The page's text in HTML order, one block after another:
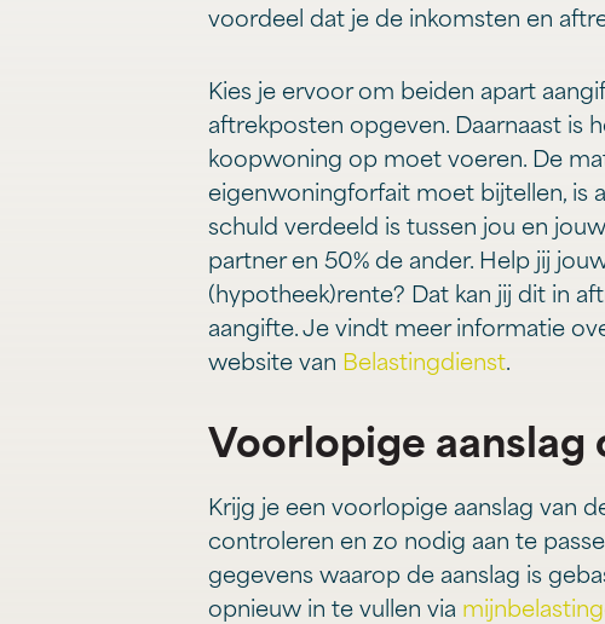
voordeel dat je de inkomsten en
Kies je ervoor om beiden apart
aftrekposten opgeven. Daarnaast is
koopwoning op moet voeren. De
eigenwoningforfait moet bijtellen, is
schuld verdeeld is tussen jou en
partner en 50% de ander. Help jij
(hypotheek)rente? Dat kan jij dit in
aangifte. Je vindt meer informatie
website van Belastingdienst.
Voorlopige aanslag
Krijg je een voorlopige aanslag van
controleren en zo nodig aan te
gegevens waarop de aanslag is
opnieuw in te vullen via